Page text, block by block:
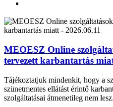
MEOESZ Online
tervezett karbantartás
Tájékoztatjuk mindenkit, hogy a
szünetmentes ellátást érintő
szolgáltatásai átmenetileg nem